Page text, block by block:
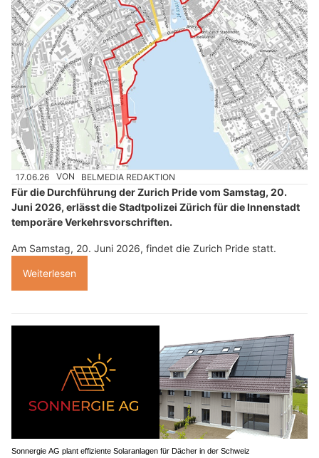
17.06.26 VON BELMEDIA REDAKTION
Für die Durchführung der Zurich Pride vom Samstag, 20.
Juni 2026, erlässt die Stadtpolizei Zürich für die Innenstadt
temporäre Verkehrsvorschriften.
Am Samstag, 20. Juni 2026, findet die Zurich Pride statt.
Weiterlesen
Sonnergie AG plant effiziente Solaranlagen für Dächer in der Schweiz